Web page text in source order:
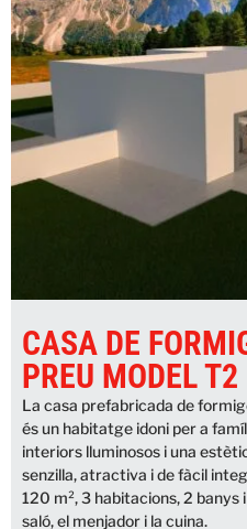
CASA DE
PREU MODEL T2
La casa prefabricada de
és un habitatge idoni per a
interiors lluminosos i una
senzilla, atractiva i de fàcil
120 m², 3 habitacions, 2 banys
saló, el menjador i la cuina.